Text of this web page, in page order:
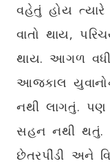
વહેતું હોય ત્યારે
વાતો થાય,
થાય. આગળ
આજકાલ
નથી લાગતું.
સહન નથી થતું.
છેતરપીંડી અને